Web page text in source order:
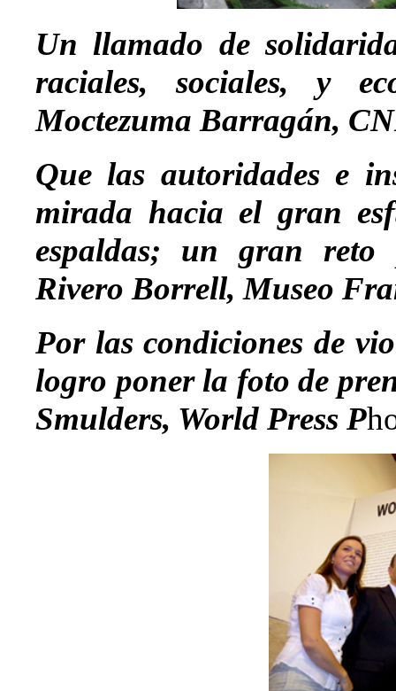
Un llamado de
raciales, sociales, y
Moctezuma Barragán,
Que las autoridades e
mirada hacia el gran
espaldas; un gran reto
Rivero Borrell, Museo
Por las condiciones de
logro poner la foto de
Smulders, World Press P